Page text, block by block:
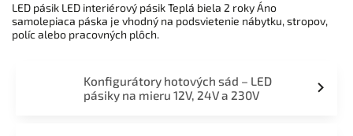
LED pásik LED interiérový pásik Teplá biela 2 roky Áno
samolepiaca páska je vhodný na podsvietenie nábytku, stropov,
políc alebo pracovných plôch.
Konfigurátory hotových sád – LED
pásiky na mieru 12V, 24V a 230V